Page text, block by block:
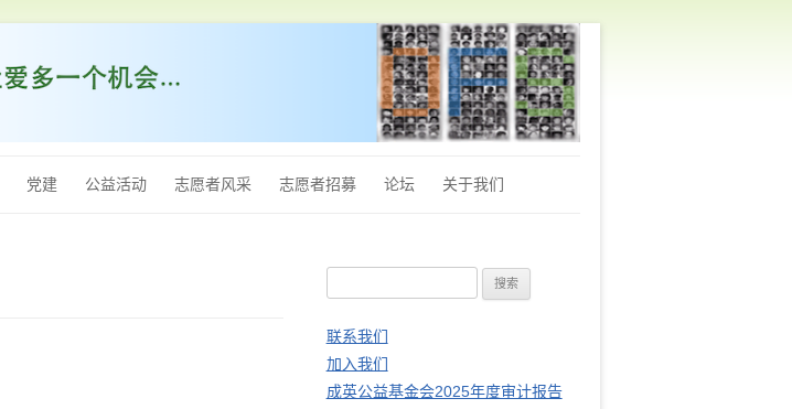
至
内
党建 公益活动 志愿者风采 志愿者招募 论坛 关于我们
：
联系我们
加入我们
成英公益基金会2025年度审计报告